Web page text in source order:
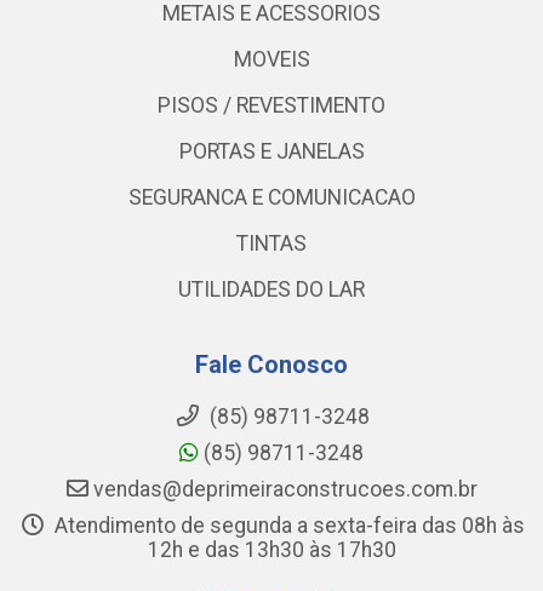
METAIS E ACESSORIOS
MOVEIS
PISOS / REVESTIMENTO
PORTAS E JANELAS
SEGURANCA E COMUNICACAO
TINTAS
UTILIDADES DO LAR
Fale Conosco
(85) 98711-3248
(85) 98711-3248
vendas@deprimeiraconstrucoes.com.br
Atendimento de segunda a sexta-feira das 08h às
12h e das 13h30 às 17h30